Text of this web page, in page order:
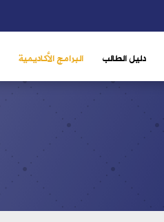
دليل الطالب البرامج الأكاديمية